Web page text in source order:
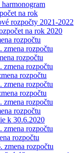
na rok
rozpočty 2021-2022
na rok 2020
rozpočtu
zmena rozpočtu
rozpočtu
zmena rozpočtu
rozpočtu
zmena rozpočtu
rozpočtu
zmena rozpočtu
rozpočtu
k 30.6.2020
zmena rozpočtu
rozpočtu
zmena rozpočtu